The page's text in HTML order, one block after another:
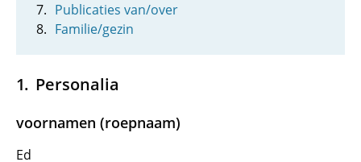
Publicaties van/over
Familie/gezin
Personalia
voornamen (roepnaam)
Ed